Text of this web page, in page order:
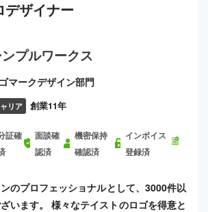
デザイナー
プルワークス
マークデザイン部門
リア 創業11年
証確
面談確
認済
機密保持
確認済
インボイス
登録済
のプロフェッショナルとして、3000件以
います。 様々なテイストのロゴを得意と